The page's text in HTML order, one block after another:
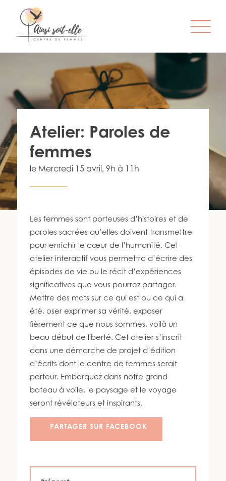
L’ORGANISME
SERVICES
ATELIERS & ACTIVITÉS
ÊTRE MEMBRE
S’IMPLIQUER
INFO-LETTRE
450 447-3576
Atelier: Paroles de
femmes
le Mercredi 15 avril, 9h à 11h
Les femmes sont porteuses d’histoires et de
paroles sacrées qu’elles doivent transmettre
pour enrichir le cœur de l’humanité. Cet
atelier interactif vous permettra d’écrire des
épisodes de vie ou le récit d’expériences
significatives que vous pourrez partager.
Mettre des mots sur ce qui est ou ce qui a
été, oser exprimer sa vérité, exposer
fièrement ce que nous sommes, voilà un
beau début de liberté. Cet atelier s’inscrit
dans une démarche de projet d’édition
d’écrits dont le centre de femmes serait
porteur. Embarquez dans notre grand
bateau à voile, le paysage et le voyage
seront révélateurs et inspirants.
PARTAGER SUR FACEBOOK